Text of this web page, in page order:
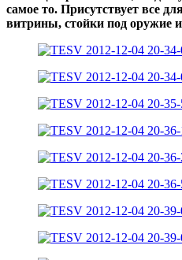
самое то. Присутствует все
витрины, стойки под оружие